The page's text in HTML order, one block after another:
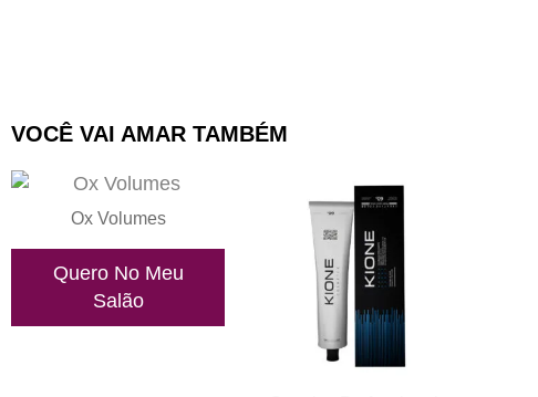
VOCÊ VAI AMAR TAMBÉM
Ox Volumes
Quero No Meu
Salão